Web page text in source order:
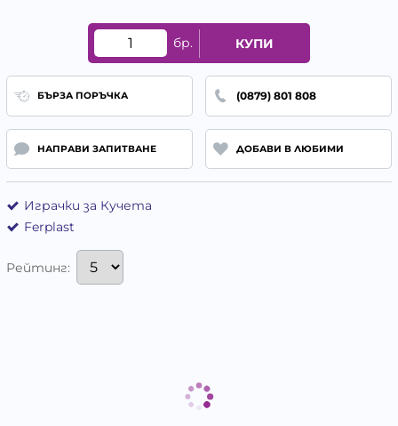
бр. КУПИ
БЪРЗА ПОРЪЧКА (0879) 801 808
НАПРАВИ ЗАПИТВАНЕ ДОБАВИ В ЛЮБИМИ
Играчки за Кучета
Ferplast
Рейтинг: